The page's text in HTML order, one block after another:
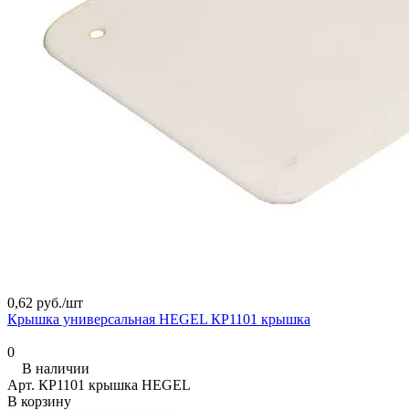
0,62 руб./шт
Крышка универсальная HEGEL КР1101 крышка
0
В наличии
Арт. КР1101 крышка HEGEL
В корзину